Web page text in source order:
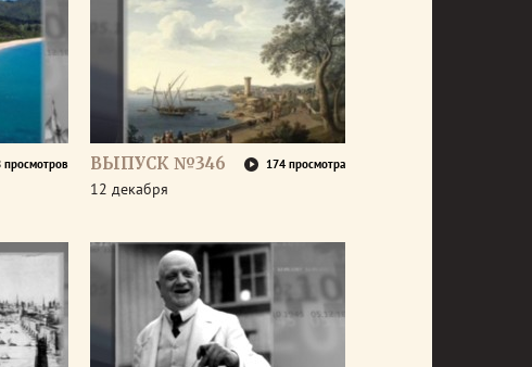
просмотров ВЫПУСК №346 174 просмотра
12 декабря